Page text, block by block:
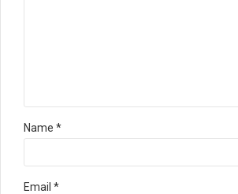
Name *
Email *